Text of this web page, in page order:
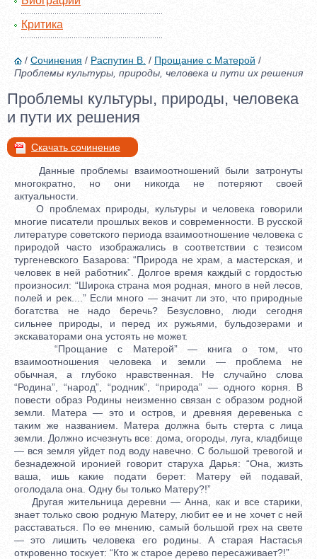
Критика
/ Сочинения / Распутин В. / Прощание с Матерой /
Проблемы культуры, природы, человека и пути их решения
Проблемы культуры, природы, человека
и пути их решения
Скачать сочинение
Данные проблемы взаимоотношений были затронуты
многократно, но они никогда не потеряют своей
актуальности.
О проблемах природы, культуры и человека говорили
многие писатели прошлых веков и современности. В русской
литературе советского периода взаимоотношение человека с
природой часто изображались в соответствии с тезисом
тургеневского Базарова: “Природа не храм, а мастерская, и
человек в ней работник”. Долгое время каждый с гордостью
произносил: “Широка страна моя родная, много в ней лесов,
полей и рек....” Если много — значит ли это, что природные
богатства не надо беречь? Безусловно, люди сегодня
сильнее природы, и перед их ружьями, бульдозерами и
экскаваторами она устоять не может.
“Прощание с Матерой” — книга о том, что
взаимоотношения человека и земли — проблема не
обычная, а глубоко нравственная. Не случайно слова
“Родина”, “народ”, “родник”, “природа” — одного корня. В
повести образ Родины неизменно связан с образом родной
земли. Матера — это и остров, и древняя деревенька с
таким же названием. Матера должна быть стерта с лица
земли. Должно исчезнуть все: дома, огороды, луга, кладбище
— вся земля уйдет под воду навечно. С большой тревогой и
безнадежной иронией говорит старуха Дарья: “Она, жизть
ваша, ишь какие подати берет: Матеру ей подавай,
оголодала она. Одну бы только Матеру?!”
Другая жительница деревни — Анна, как и все старики,
знает только свою родную Матеру, любит ее и не хочет с ней
расставаться. По ее мнению, самый большой грех на свете
— это лишить человека его родины. А старая Настасья
откровенно тоскует: “Кто ж старое дерево пересаживает?!”